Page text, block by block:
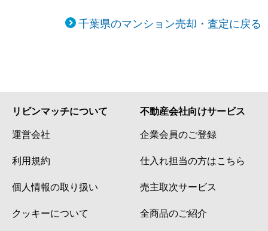
3,700万円 本八幡
徒歩6分
南八幡
4,900万円 本八幡
徒歩9分
南八幡
本八幡
徒歩7分
南八幡
本八幡
徒歩9分
南八幡
7,300万円 本八幡
徒歩6分
南八幡
1,900万円 本八幡
千葉県のマンション売却・査定に戻る
リビンマッチについて
運営会社
利用規約
個人情報の取り扱い
クッキーについて
不動産会社向けサービス
企業会員のご登録
仕入れ担当の方はこちら
売主取次サービス
全商品のご紹介